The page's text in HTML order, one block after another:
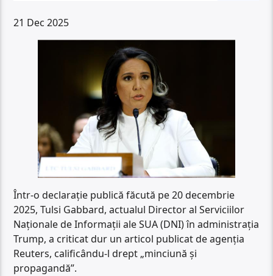
21 Dec 2025
Într-o declarație publică făcută pe 20 decembrie
2025, Tulsi Gabbard, actualul Director al Serviciilor
Naționale de Informații ale SUA (DNI) în administrația
Trump, a criticat dur un articol publicat de agenția
Reuters, calificându-l drept „minciună și
propagandă”.